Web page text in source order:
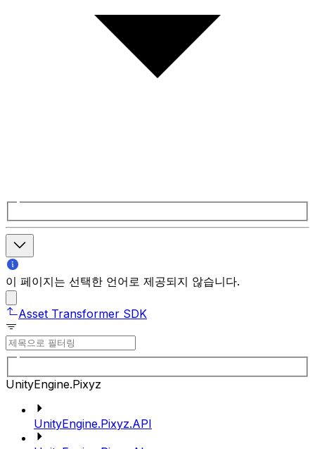
이 페이지는 선택한 언어로 제공되지 않습니다.
Asset Transformer SDK
UnityEngine.Pixyz
UnityEngine.Pixyz.API